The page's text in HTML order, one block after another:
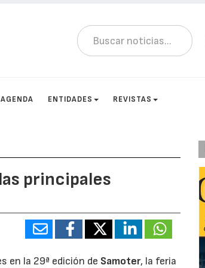
AGENDA ENTIDADES REVISTAS
principales
en la 29ª edición de Samoter, la feria